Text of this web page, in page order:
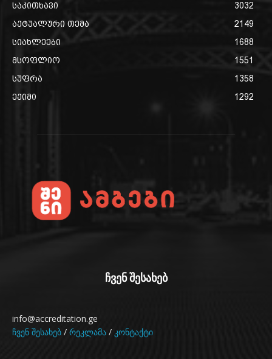
საკითხავი
3032
აქტუალური თემა
2149
სიახლეები
1688
მსოფლიო
1551
სუფრა
1358
ექიმი
1292
ჩვენ შესახებ
info@accreditation.ge
ჩვენ შესახებ / რეკლამა / კონტაქტი